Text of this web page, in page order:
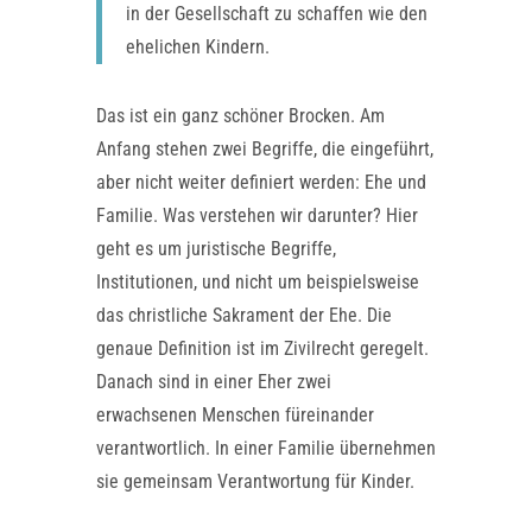
in der Gesellschaft zu schaffen wie den
ehelichen Kindern.
Das ist ein ganz schöner Brocken. Am
Anfang stehen zwei Begriffe, die eingeführt,
aber nicht weiter definiert werden: Ehe und
Familie. Was verstehen wir darunter? Hier
geht es um juristische Begriffe,
Institutionen, und nicht um beispielsweise
das christliche Sakrament der Ehe. Die
genaue Definition ist im Zivilrecht geregelt.
Danach sind in einer Eher zwei
erwachsenen Menschen füreinander
verantwortlich. In einer Familie übernehmen
sie gemeinsam Verantwortung für Kinder.